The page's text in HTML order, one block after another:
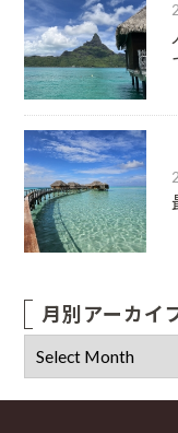
月別アーカイ